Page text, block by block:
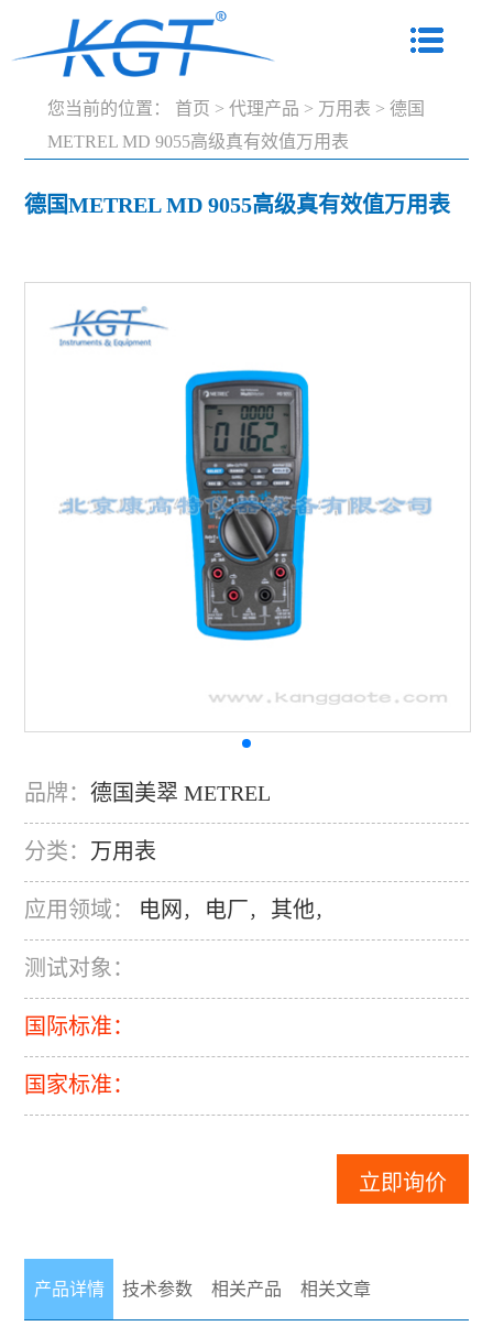
您当前的位置： 首页 > 代理产品 > 万用表 > 德国
METREL MD 9055高级真有效值万用表
德国METREL MD 9055高级真有效值万用表
品牌：德国美翠 METREL
分类： 万用表
应用领域： 电网 ， 电厂， 其他，
测试对象：
国际标准：
国家标准：
立即询价
产品详情 技术参数 相关产品 相关文章